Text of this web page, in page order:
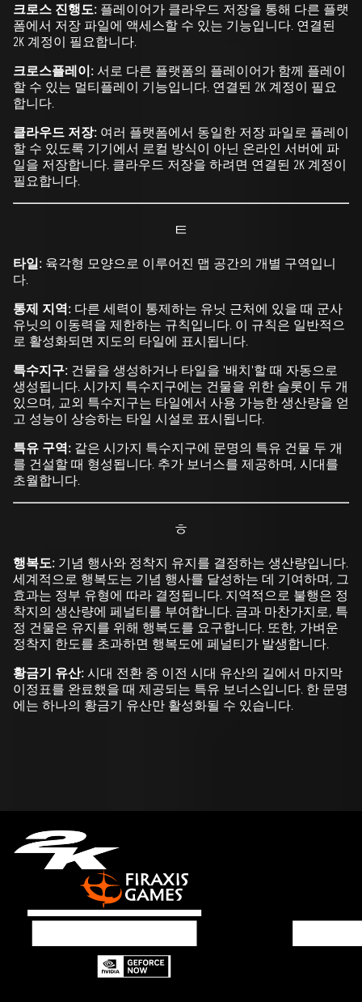
크로스 진행도: 플레이어가 클라우드 저장을 통해 다른 플랫
폼에서 저장 파일에 액세스할 수 있는 기능입니다. 연결된
2K 계정이 필요합니다.
크로스플레이:서로 다른 플랫폼의 플레이어가 함께 플레이
할 수 있는 멀티플레이 기능입니다. 연결된 2K 계정이 필요
합니다.
클라우드 저장: 여러 플랫폼에서 동일한 저장 파일로 플레이
할 수 있도록 기기에서 로컬 방식이 아닌 온라인 서버에 파
일을 저장합니다. 클라우드 저장을 하려면 연결된 2K 계정이
필요합니다.
ㅌ
타일: 육각형 모양으로 이루어진 맵 공간의 개별 구역입니
다.
통제 지역: 다른 세력이 통제하는 유닛 근처에 있을 때 군사
유닛의 이동력을 제한하는 규칙입니다. 이 규칙은 일반적으
로 활성화되면 지도의 타일에 표시됩니다.
특수지구: 건물을 생성하거나 타일을 '배치'할 때 자동으로
생성됩니다. 시가지 특수지구에는 건물을 위한 슬롯이 두 개
있으며, 교외 특수지구는 타일에서 사용 가능한 생산량을 얻
고 성능이 상승하는 타일 시설로 표시됩니다.
특유 구역: 같은 시가지 특수지구에 문명의 특유 건물 두 개
를 건설할 때 형성됩니다. 추가 보너스를 제공하며, 시대를
초월합니다.
ㅎ
행복도: 기념 행사와 정착지 유지를 결정하는 생산량입니다.
세계적으로 행복도는 기념 행사를 달성하는 데 기여하며, 그
효과는 정부 유형에 따라 결정됩니다. 지역적으로 불행은 정
착지의 생산량에 페널티를 부여합니다. 금과 마찬가지로, 특
정 건물은 유지를 위해 행복도를 요구합니다. 또한, 가벼운
정착지 한도를 초과하면 행복도에 페널티가 발생합니다.
황금기 유산:시대 전환 중 이전 시대 유산의 길에서 마지막
이정표를 완료했을 때 제공되는 특유 보너스입니다. 한 문명
에는 하나의 황금기 유산만 활성화될 수 있습니다.